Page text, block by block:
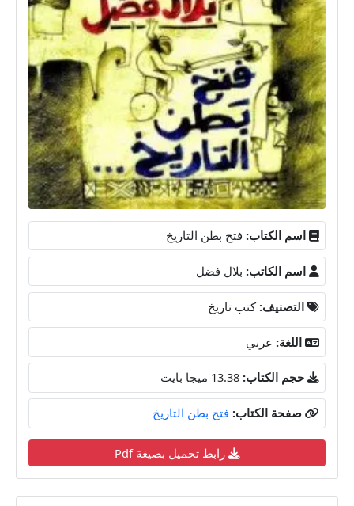
اسم الكتاب: فتح بطن التاريخ
اسم الكاتب: بلال فضل
التصنيف: كتب تاريخ
اللغة: عربي
حجم الكتاب: 13.38 ميجا بايت
صفحة الكتاب: فتح بطن التاريخ
رابط تحميل بصيغة Pdf